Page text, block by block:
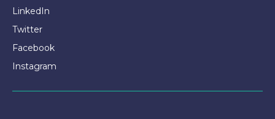
LinkedIn
Twitter
Facebook
Instagram